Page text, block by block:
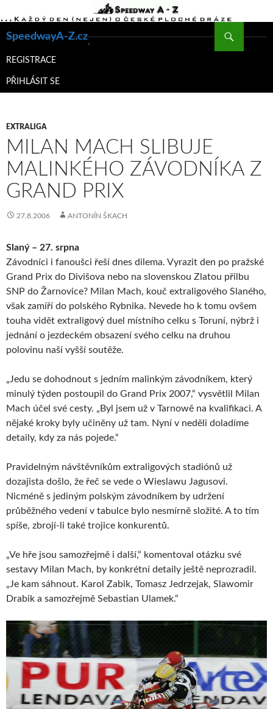
SpeedwayA-Z.cz
K
WEBU
REGISTRACE
PŘIHLÁSIT SE
EXTRALIGA
MILAN MACH SLIBUJE
MALINKÉHO ZÁVODNÍKA Z
GRAND PRIX
27.8.2006 ANTONÍN ŠKACH
Slaný – 27. srpna
Závodníci i fanoušci řeší dnes dilema. Vyrazit den po pražské
Grand Prix do Divišova nebo na slovenskou Zlatou přilbu
SNP do Žarnovice? Milan Mach, kouč extraligového Slaného,
však zamíří do polského Rybnika. Nevede ho k tomu ovšem
touha vidět extraligový duel místního celku s Toruní, nýbrž i
jednání o jezdeckém obsazení svého celku na druhou
polovinu naší vyšší soutěže.
„Jedu se dohodnout s jedním malinkým závodníkem, který
minulý týden postoupil do Grand Prix 2007,“ vysvětlil Milan
Mach účel své cesty. „Byl jsem už v Tarnowě na kvalifikaci. A
nějaké kroky byly učiněny už tam. Nyní v neděli doladíme
detaily, kdy za nás pojede.“
Pravidelným návštěvníkům extraligových stadiónů už
dozajista došlo, že řeč se vede o Wieslawu Jagusovi.
Nicméně s jediným polským závodníkem by udržení
průběžného vedení v tabulce bylo nesmírně složité. A to tím
spíše, zbrojí-li také trojice konkurentů.
„Ve hře jsou samozřejmě i další,“ komentoval otázku své
sestavy Milan Mach, by konkrétní detaily ještě neprozradil.
„Je kam sáhnout. Karol Zabik, Tomasz Jedrzejak, Slawomir
Drabik a samozřejmě Sebastian Ulamek.“